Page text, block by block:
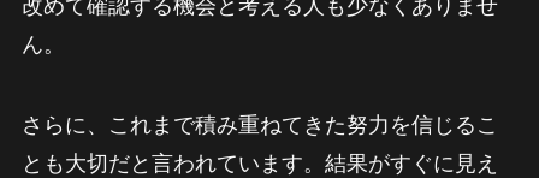
改めて確認する機会と考える人も少なくありませ
ん。
さらに、これまで積み重ねてきた努力を信じるこ
とも大切だと言われています。結果がすぐに見え